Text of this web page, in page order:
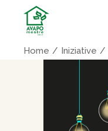
Home Iniziative